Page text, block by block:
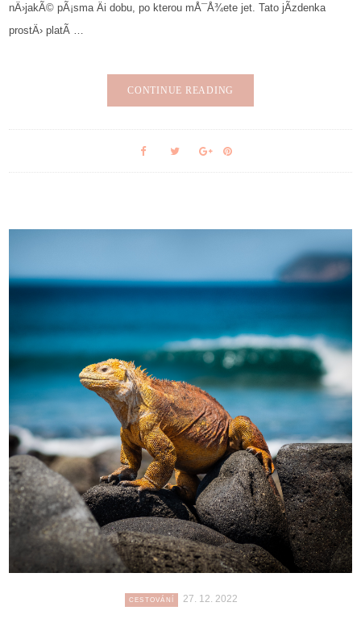
nÄ›jakÃ© pÃ¡sma Äi dobu, po kterou mÅ¯Å¾ete jet. Tato jÃ­zdenka
prostÄ› platÃ­ …
CONTINUE READING
CESTOVÁNÍ 27. 12. 2022